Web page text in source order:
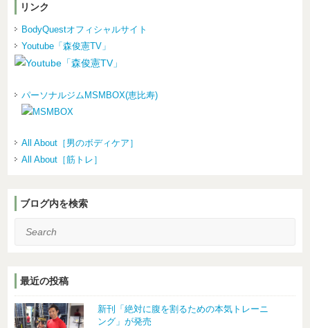
リンク
BodyQuestオフィシャルサイト
Youtube「森俊憲TV」
パーソナルジムMSMBOX(恵比寿)
All About［男のボディケア］
All About［筋トレ］
ブログ内を検索
Search
最近の投稿
新刊「絶対に腹を割るための本気トレーニ
ング」が発売